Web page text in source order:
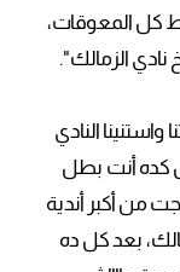
كل المعوقات،
الزمالك".
النادي
كده أنت بطل
من أكبر أندية
بعد كل ده